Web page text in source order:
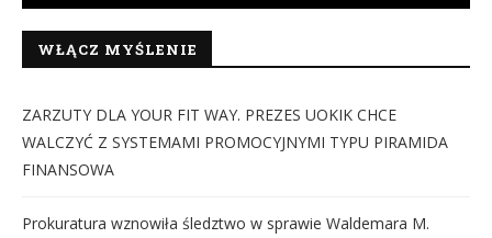
WŁĄCZ MYŚLENIE
ZARZUTY DLA YOUR FIT WAY. PREZES UOKIK CHCE
WALCZYĆ Z SYSTEMAMI PROMOCYJNYMI TYPU PIRAMIDA
FINANSOWA
Prokuratura wznowiła śledztwo w sprawie Waldemara M.